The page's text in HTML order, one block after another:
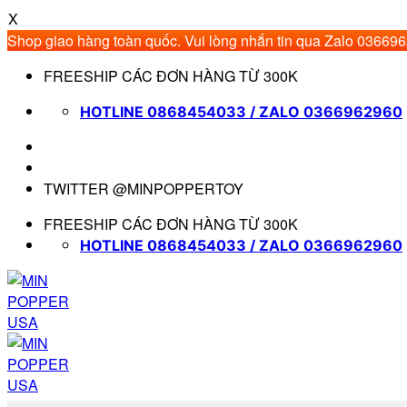
X
Shop giao hàng toàn quốc. Vui lòng nhắn tin qua Zalo
qua
FREESHIP CÁC ĐƠN HÀNG TỪ 300K
HOTLINE 0868454033 / ZALO 0366962960
TWITTER @MINPOPPERTOY
FREESHIP CÁC ĐƠN HÀNG TỪ 300K
HOTLINE 0868454033 / ZALO 0366962960